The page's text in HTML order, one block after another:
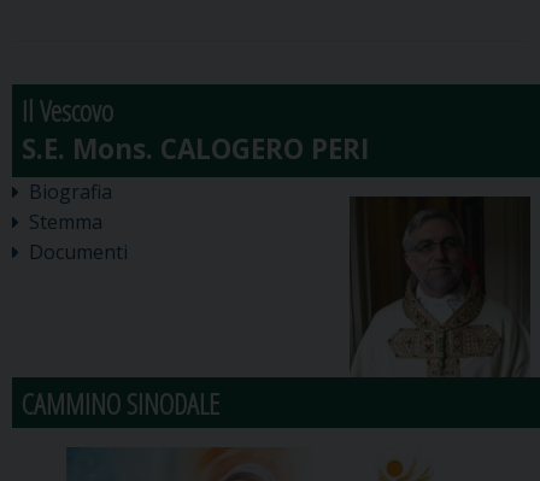
Il Vescovo
Biografia
Stemma
Documenti
CAMMINO SINODALE